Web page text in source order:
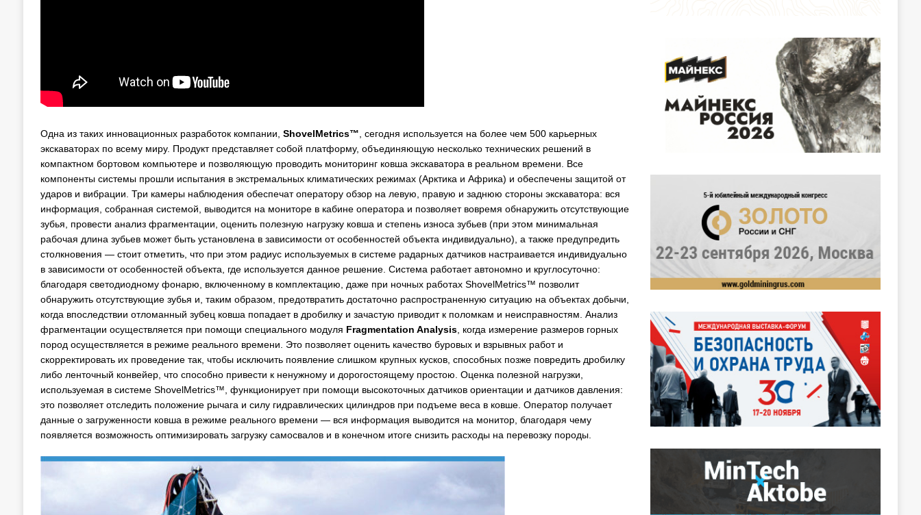
Одна из таких инновационных разработок компании, ShovelMetrics™ , сегодня используется на более чем 500 карьерных
экскаваторах по всему миру. Продукт представляет собой платформу, объединяющую несколько технических решений в
компактном бортовом компьютере и позволяющую проводить мониторинг ковша экскаватора в реальном времени. Все
компоненты системы прошли испытания в экстремальных климатических режимах (Арктика и Африка) и обеспечены защитой от
ударов и вибрации. Три камеры наблюдения обеспечат оператору обзор на левую, правую и заднюю стороны экскаватора: вся
информация, собранная системой, выводится на мониторе в кабине оператора и позволяет вовремя обнаружить отсутствующие
зубья, провести анализ фрагментации, оценить полезную нагрузку ковша и степень износа зубьев (при этом минимальная
рабочая длина зубьев может быть установлена в зависимости от особенностей объекта индивидуально), а также предупредить
столкновения — стоит отметить, что при этом радиус используемых в системе радарных датчиков настраивается индивидуально
в зависимости от особенностей объекта, где используется данное решение. Система работает автономно и круглосуточно:
благодаря светодиодному фонарю, включенному в комплектацию, даже при ночных работах ShovelMetrics™ позволит
обнаружить отсутствующие зубья и, таким образом, предотвратить достаточно распространенную ситуацию на объектах добычи,
когда впоследствии отломанный зубец ковша попадает в дробилку и зачастую приводит к поломкам и неисправностям. Анализ
фрагментации осуществляется при помощи специального модуля Fragmentation Analysis, когда измерение размеров горных
пород осуществляется в режиме реального времени. Это позволяет оценить качество буровых и взрывных работ и
скорректировать их проведение так, чтобы исключить появление слишком крупных кусков, способных позже повредить дробилку
либо ленточный конвейер, что способно привести к ненужному и дорогостоящему простою. Оценка полезной нагрузки,
используемая в системе ShovelMetrics™, функционирует при помощи высокоточных датчиков ориентации и датчиков давления:
это позволяет отследить положение рычага и силу гидравлических цилиндров при подъеме веса в ковше. Оператор получает
данные о загруженности ковша в режиме реального времени — вся информация выводится на монитор, благодаря чему
появляется возможность оптимизировать загрузку самосвалов и в конечном итоге снизить расходы на перевозку породы.